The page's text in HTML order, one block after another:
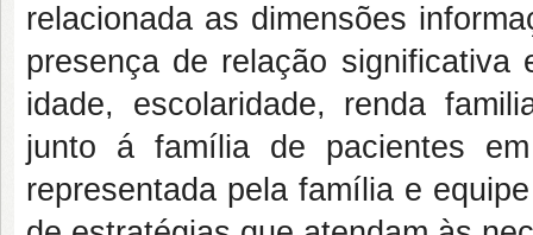
relacionada as dimensões
presença de relação
idade, escolaridade, renda
junto á família de pacientes
representada pela família e